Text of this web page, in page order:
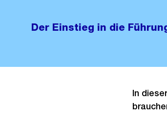
Der Einstieg in die
In